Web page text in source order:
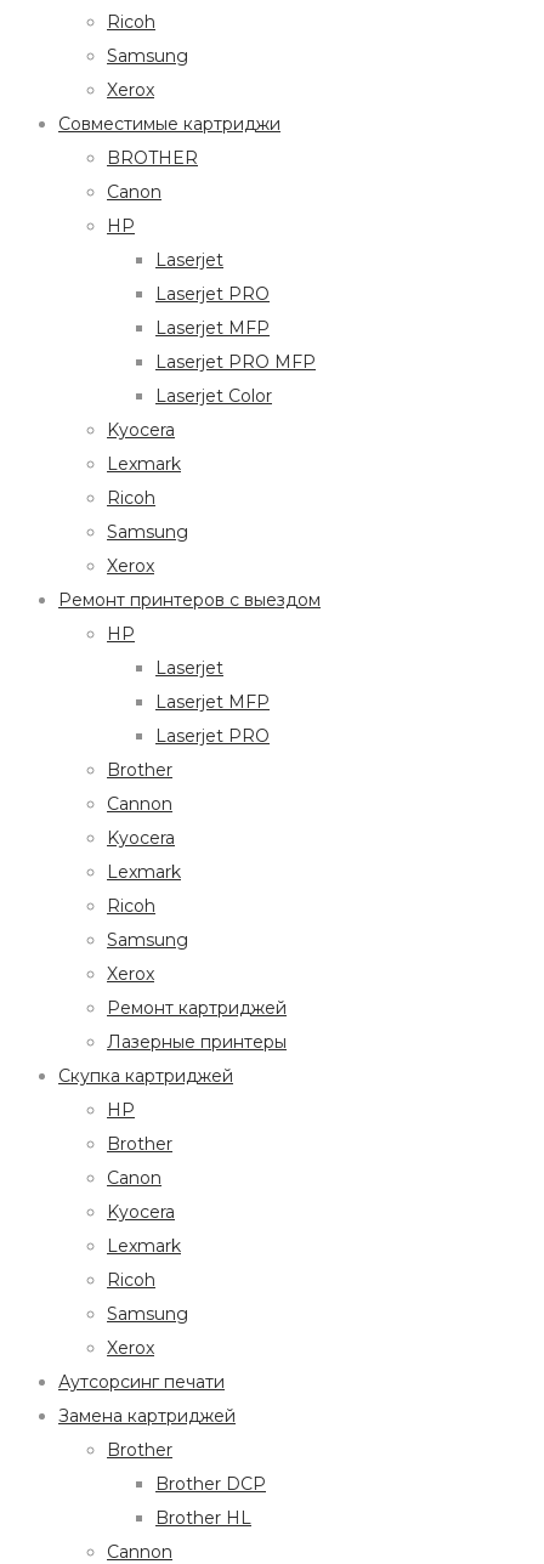
Ricoh
Samsung
Xerox
Совместимые картриджи
BROTHER
Canon
HP
Laserjet
Laserjet PRO
Laserjet MFP
Laserjet PRO MFP
Laserjet Color
Kyocera
Lexmark
Ricoh
Samsung
Xerox
Ремонт принтеров с выездом
HP
Laserjet
Laserjet MFP
Laserjet PRO
Brother
Cannon
Kyocera
Lexmark
Ricoh
Samsung
Xerox
Ремонт картриджей
Лазерные принтеры
Скупка картриджей
HP
Brother
Canon
Kyocera
Lexmark
Ricoh
Samsung
Xerox
Аутсорсинг печати
Замена картриджей
Brother
Brother DCP
Brother HL
Cannon